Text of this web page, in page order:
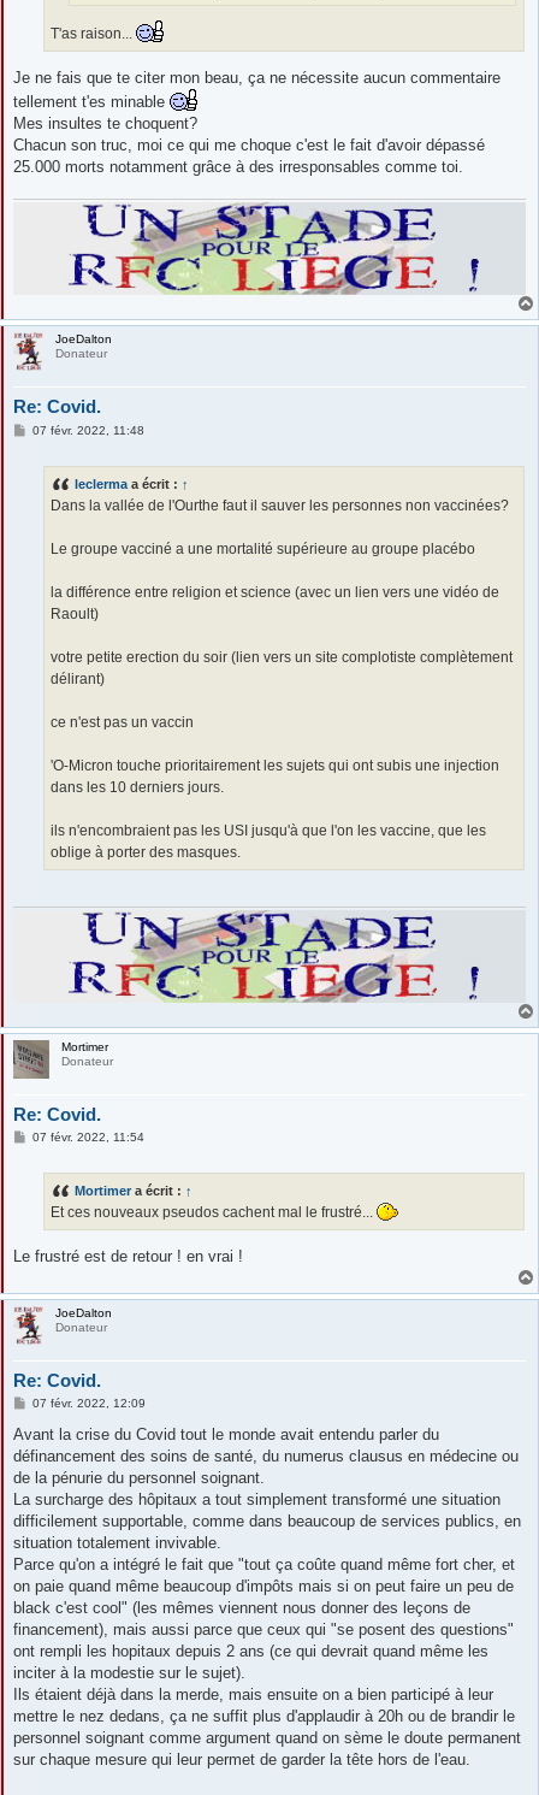
T'as raison...
Je ne fais que te citer mon beau, ça ne nécessite aucun commentaire
tellement t'es minable
Mes insultes te choquent?
Chacun son truc, moi ce qui me choque c'est le fait d'avoir dépassé
25.000 morts notamment grâce à des irresponsables comme toi.
JoeDalton
Donateur
Re: Covid.
M07 févr. 2022, 11:48
leclerma a écrit : ↑
Dans la vallée de l'Ourthe faut il sauver les personnes non vaccinées?
Le groupe vacciné a une mortalité supérieure au groupe placébo
la différence entre religion et science (avec un lien vers une vidéo de
Raoult)
votre petite erection du soir (lien vers un site complotiste complètement
délirant)
ce n'est pas un vaccin
'O-Micron touche prioritairement les sujets qui ont subis une injection
dans les 10 derniers jours.
ils n'encombraient pas les USI jusqu'à que l'on les vaccine, que les
oblige à porter des masques.
Mortimer
Donateur
Re: Covid.
M07 févr. 2022, 11:54
Mortimer a écrit : ↑
Et ces nouveaux pseudos cachent mal le frustré...
Le frustré est de retour ! en vrai !
JoeDalton
Donateur
Re: Covid.
M
s
a
g
07 févr. 2022, 12:09
Avant la crise du Covid tout le monde avait entendu parler du
définancement des soins de santé, du numerus clausus en médecine ou
de la pénurie du personnel soignant.
La surcharge des hôpitaux a tout simplement transformé une situation
difficilement supportable, comme dans beaucoup de services publics, en
situation totalement invivable.
Parce qu'on a intégré le fait que "tout ça coûte quand même fort cher, et
on paie quand même beaucoup d'impôts mais si on peut faire un peu de
black c'est cool" (les mêmes viennent nous donner des leçons de
financement), mais aussi parce que ceux qui "se posent des questions"
ont rempli les hopitaux depuis 2 ans (ce qui devrait quand même les
inciter à la modestie sur le sujet).
Ils étaient déjà dans la merde, mais ensuite on a bien participé à leur
mettre le nez dedans, ça ne suffit plus d'applaudir à 20h ou de brandir le
personnel soignant comme argument quand on sème le doute permanent
sur chaque mesure qui leur permet de garder la tête hors de l'eau.